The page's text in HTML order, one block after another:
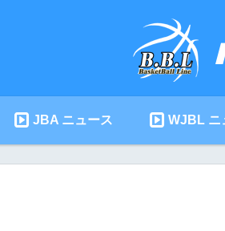
JBA ニュース WJBL ニ